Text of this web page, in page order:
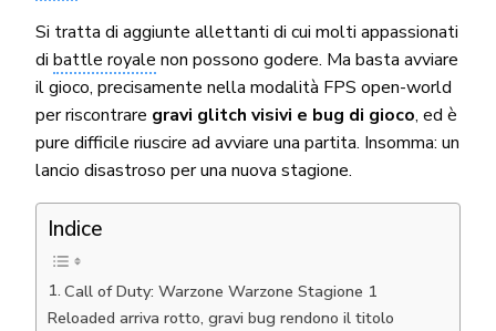
Si tratta di aggiunte allettanti di cui molti appassionati
di battle royale non possono godere. Ma basta avviare
il gioco, precisamente nella modalità FPS open-world
per riscontrare gravi glitch visivi e bug di gioco, ed è
pure difficile riuscire ad avviare una partita. Insomma: un
lancio disastroso per una nuova stagione.
Indice
Call of Duty: Warzone Warzone Stagione 1
Reloaded arriva rotto, gravi bug rendono il titolo